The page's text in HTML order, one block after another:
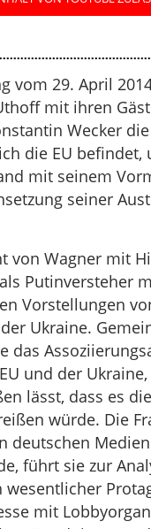
vom 29. April
mit ihren
Wecker
die EU befindet,
mit seinem
seiner
von Wagner mit
Putinversteher
Vorstellungen
Ukraine.
das
und der
lässt, dass es
würde. Die
deutschen
führt sie zur
wesentlicher
mit